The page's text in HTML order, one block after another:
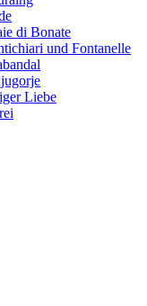
di Bonate
und Fontanelle
Liebe